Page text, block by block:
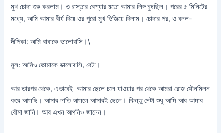
মুখ চোদা শুরু করলাম। ও রাস্তার বেশ্যার মতো আমার লিঙ্গ চুষছিল। পরের ৫ মিনিটের
মধ্যে, আমি আমার বীর্য দিয়ে ওর পুরো মুখ ভিজিয়ে দিলাম। চোদার পর, ও বলল-
দীপিকা: আমি বাবাকে ভালোবাসি।\
মূল: আমিও তোমাকে ভালোবাসি, বেটা।
আর তারপর থেকে, এভাবেই, আমার ছেলে চলে যাওয়ার পর থেকে আমরা রোজ যৌনমিলন
করে আসছি। আমার নাতি আসলে আমারই ছেলে। কিন্তু সেটা শুধু আমি আর আমার
বৌমা জানি। আর এখন আপনিও জানেন।